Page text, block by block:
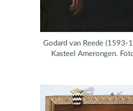
Godard van Reede (1593-
Kasteel Amerongen.